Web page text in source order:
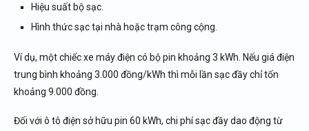
Hiệu suất bộ sạc.
Hình thức sạc tại nhà hoặc trạm công cộng.
Ví dụ, một chiếc xe máy điện có bộ pin khoảng 3 kWh. Nếu giá điện
trung bình khoảng 3.000 đồng/kWh thì mỗi lần sạc đầy chỉ tốn
khoảng 9.000 đồng.
Đối với ô tô điện sở hữu pin 60 kWh, chi phí sạc đầy dao động từ